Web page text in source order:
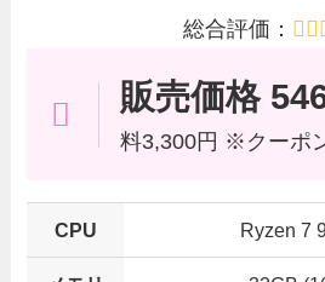
総合評価：
販売価格
料3,300円 ※クーポ
CPU Ryzen 7